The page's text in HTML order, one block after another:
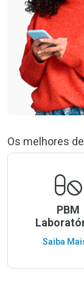
Os melhores
PBM
Saiba